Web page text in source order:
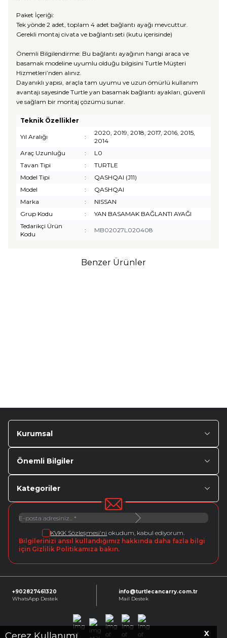
X
Paket İçeriği:
Tek yönde 2 adet, toplam 4 adet bağlantı ayağı mevcuttur.
Gerekli montaj civata ve bağlantı seti (kutu içerisinde)
Önemli Bilgilendirme: Bu bağlantı ayağının hangi araca ve
basamak modeline uyumlu olduğu bilgisini Turtle Müşteri
Hizmetleri’nden alınız.
Dayanıklı yapısı, araçla tam uyumu ve uzun ömürlü kullanım
avantajı sayesinde Turtle yan basamak bağlantı ayakları, güvenli
ve sağlam bir montaj çözümü sunar.
Teknik Özellikler
Yıl Aralığı :
2020, 2019, 2018, 2017, 2016, 2015,
2014
Araç Uzunluğu
:
L0
Tavan Tipi
:
TURTLE
Model Tipi
:
QASHQAI (J11)
Model
:
QASHQAI
Marka
:
NISSAN
Grup Kodu
:
YAN BASAMAK BAĞLANTI AYAĞI
Tedarikçi Ürün
Kodu
: MB02027L020408
Benzer Ürünler
Kurumsal
Önemli Bilgiler
Kategoriler
KVKK Sözleşmesi'ni okudum, kabul ediyorum.
Bilgilerinizi ansıl kullandığımız hakkında daha fazla bilgi
için Gizlilik Politikamıza bakın.
+902827461320
WhatsApp Destek
info@turtlecancarry.com.tr
Mail Destek
Facebook
X InstagramYoutube